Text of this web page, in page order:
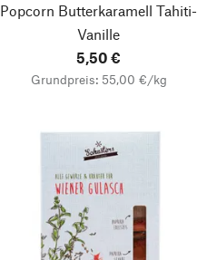
Popcorn Butterkaramell Tahiti-
Vanille
5,50 €
Grundpreis: 55,00 €/kg